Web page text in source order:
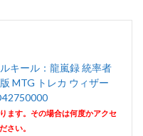
キール：龍嵐録 統率者
MTG トレカ ウィザー
ます。その場合は何度かアクセ
さい。